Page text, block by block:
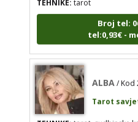
TEHNIKE: tarot
Broj tel:
tel:0,93€ -
ALBA/
tel:0,93€ -
Tarot
TEHNIKE:tarot, sudbinske
podizanje energije